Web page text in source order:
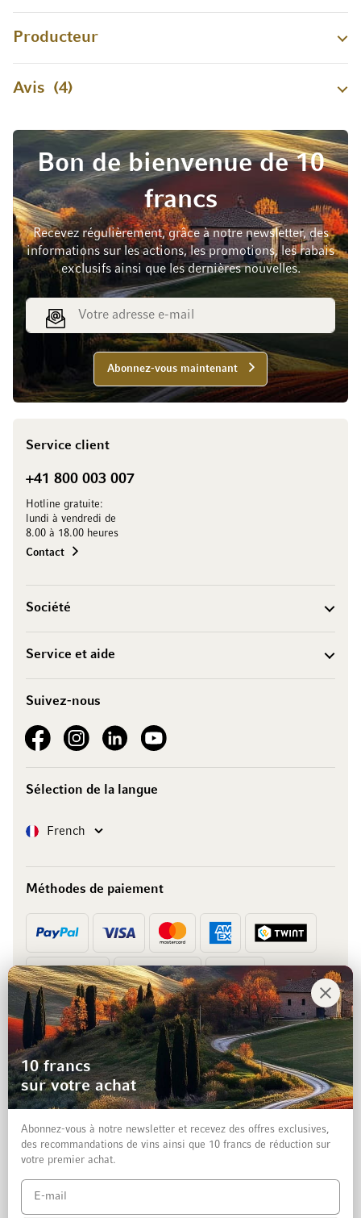
Producteur
Avis 4
Bon de bienvenue de 10
francs
Recevez régulièrement, grâce à notre newsletter, des
informations sur les actions, les promotions, les rabais
exclusifs ainsi que les dernières nouvelles.
Adresse e-mail
Abonnez-vous maintenant
Service client
+41 800 003 007
Hotline gratuite:
lundi à vendredi de
8.00 à 18.00 heures
Contact
Société
Service et aide
Suivez-nous
See our FacebookSee our Instagram account
See our LinkedInSee our YouTube channel
Sélection de la langue
LangueFrench
Méthodes de paiement
Prépaiement Facture
Protection des données et clause de non-responsabilité
10 francs
sur votre achat
Abonnez-vous à notre newsletter et recevez des offres exclusives,
des recommandations de vins ainsi que 10 francs de réduction sur
votre premier achat.